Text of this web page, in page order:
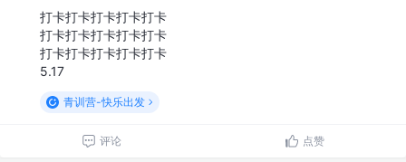
打卡打卡打卡打卡打卡
打卡打卡打卡打卡打卡
打卡打卡打卡打卡打卡
5.17
青训营-快乐出发
评论 点赞